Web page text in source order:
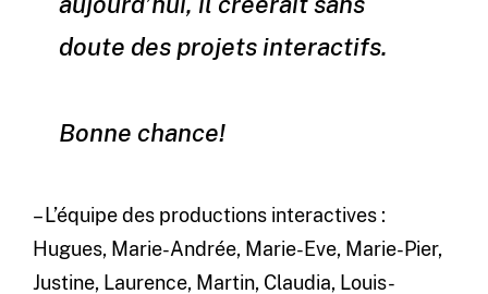
doute des projets interactifs.
Bonne chance!
– L’équipe des productions interactives :
Hugues, Marie-Andrée, Marie-Eve, Marie-Pier,
Justine, Laurence, Martin, Claudia, Louis-